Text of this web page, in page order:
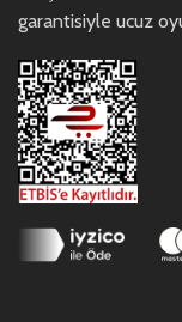
garantisiyle ucuz